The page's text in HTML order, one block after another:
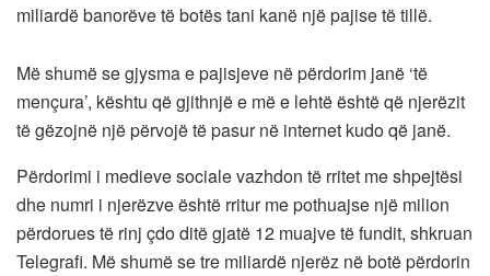
miliardë banorëve të botës tani kanë një pajise të tillë.
Më shumë se gjysma e pajisjeve në përdorim janë ‘të
mençura’, kështu që gjithnjë e më e lehtë është që njerëzit
të gëzojnë një përvojë të pasur në internet kudo që janë.
Përdorimi i medieve sociale vazhdon të rritet me shpejtësi
dhe numri i njerëzve është rritur me pothuajse një milion
përdorues të rinj çdo ditë gjatë 12 muajve të fundit, shkruan
Telegrafi. Më shumë se tre miliardë njerëz në botë përdorin